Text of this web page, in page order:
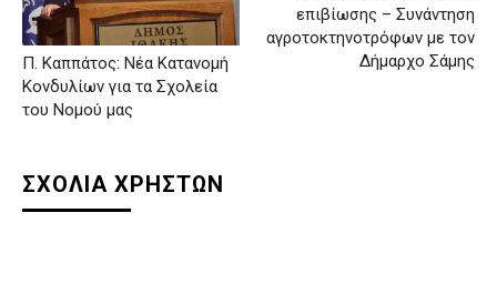
Π. Καππάτος: Νέα Κατανομή
Κονδυλίων για τα Σχολεία
του Νομού μας
επιβίωσης – Συνάντηση
αγροτοκτηνοτρόφων με τον
Δήμαρχο Σάμης
ΣΧΟΛΙΑ ΧΡΗΣΤΩΝ